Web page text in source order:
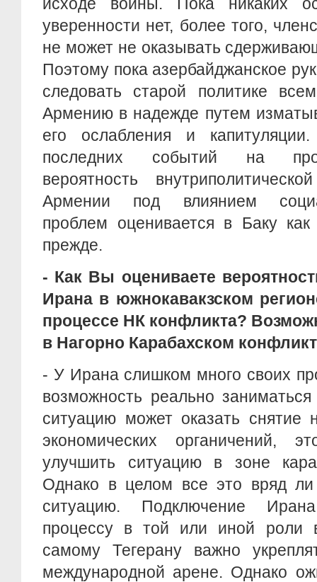
уверенности нет, более того,
не может не оказывать
Поэтому пока азербайджанское
следовать старой политике
Армению в надежде путем
его ослабления и
последних событий на
вероятность
Армении под влиянием
проблем оценивается в Баку
прежде.
- Как Вы оцениваете
Ирана в южнокавакзском
процессе НК конфликта?
в Нагорно Карабахском
- У Ирана слишком много своих
возможность реально
ситуацию может оказать
экономических органичений,
улучшить ситуацию в зоне
Однако в целом все это вряд ли
ситуацию. Подключение
процессу в той или иной роли
самому Тегерану важно
международной арене. Однако